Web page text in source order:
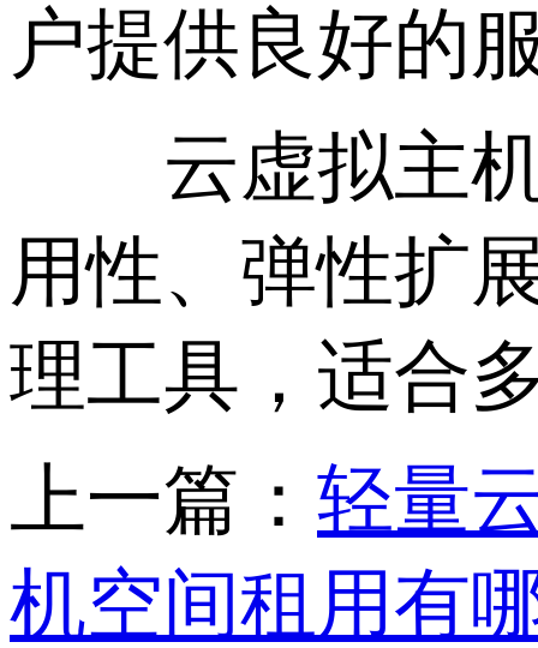
户提供良好的
云虚拟主机
用性、弹性扩
理工具，适合
上一篇： 轻量
机空间租用有